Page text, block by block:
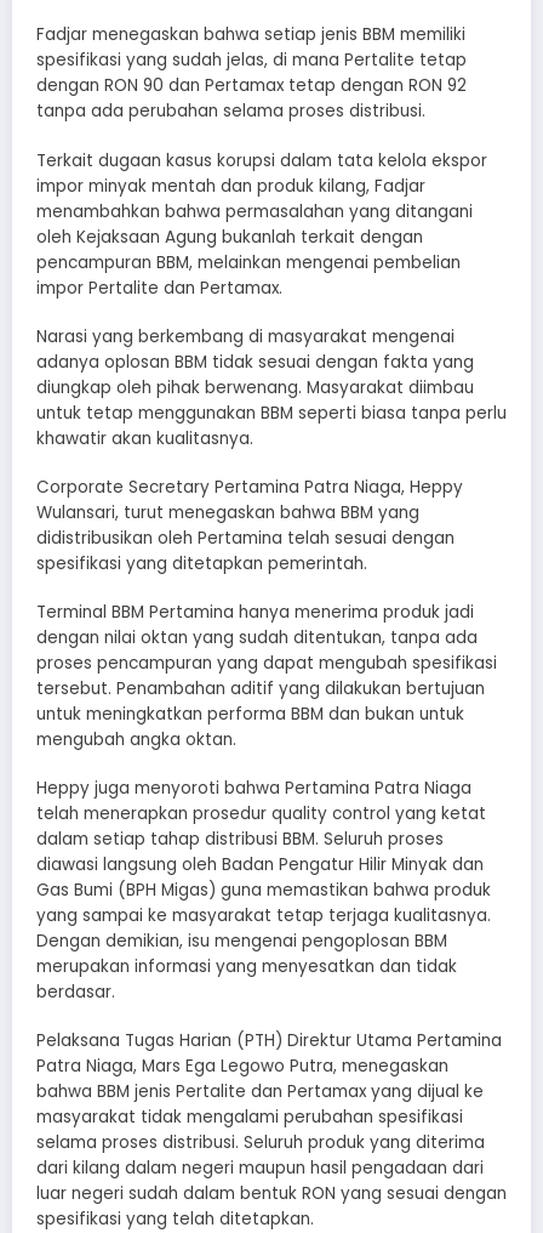
Fadjar menegaskan bahwa setiap jenis BBM memiliki
spesifikasi yang sudah jelas, di mana Pertalite tetap
dengan RON 90 dan Pertamax tetap dengan RON 92
tanpa ada perubahan selama proses distribusi.
Terkait dugaan kasus korupsi dalam tata kelola ekspor
impor minyak mentah dan produk kilang, Fadjar
menambahkan bahwa permasalahan yang ditangani
oleh Kejaksaan Agung bukanlah terkait dengan
pencampuran BBM, melainkan mengenai pembelian
impor Pertalite dan Pertamax.
Narasi yang berkembang di masyarakat mengenai
adanya oplosan BBM tidak sesuai dengan fakta yang
diungkap oleh pihak berwenang. Masyarakat diimbau
untuk tetap menggunakan BBM seperti biasa tanpa perlu
khawatir akan kualitasnya.
Corporate Secretary Pertamina Patra Niaga, Heppy
Wulansari, turut menegaskan bahwa BBM yang
didistribusikan oleh Pertamina telah sesuai dengan
spesifikasi yang ditetapkan pemerintah.
Terminal BBM Pertamina hanya menerima produk jadi
dengan nilai oktan yang sudah ditentukan, tanpa ada
proses pencampuran yang dapat mengubah spesifikasi
tersebut. Penambahan aditif yang dilakukan bertujuan
untuk meningkatkan performa BBM dan bukan untuk
mengubah angka oktan.
Heppy juga menyoroti bahwa Pertamina Patra Niaga
telah menerapkan prosedur quality control yang ketat
dalam setiap tahap distribusi BBM. Seluruh proses
diawasi langsung oleh Badan Pengatur Hilir Minyak dan
Gas Bumi (BPH Migas) guna memastikan bahwa produk
yang sampai ke masyarakat tetap terjaga kualitasnya.
Dengan demikian, isu mengenai pengoplosan BBM
merupakan informasi yang menyesatkan dan tidak
berdasar.
Pelaksana Tugas Harian (PTH) Direktur Utama Pertamina
Patra Niaga, Mars Ega Legowo Putra, menegaskan
bahwa BBM jenis Pertalite dan Pertamax yang dijual ke
masyarakat tidak mengalami perubahan spesifikasi
selama proses distribusi. Seluruh produk yang diterima
dari kilang dalam negeri maupun hasil pengadaan dari
luar negeri sudah dalam bentuk RON yang sesuai dengan
spesifikasi yang telah ditetapkan.